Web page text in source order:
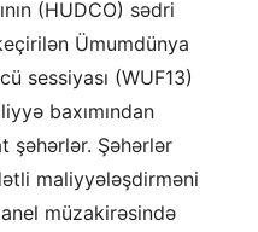
(HUDCO) sədri
Ümumdünya
sessiyası (WUF13)
baxımından
şəhərlər. Şəhərlər
maliyyələşdirməni
müzakirəsində